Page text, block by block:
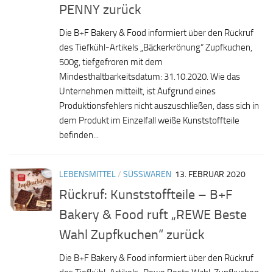
PENNY zurück
Die B+F Bakery & Food informiert über den Rückruf
des Tiefkühl-Artikels „Bäckerkrönung“ Zupfkuchen,
500g, tiefgefroren mit dem
Mindesthaltbarkeitsdatum: 31.10.2020. Wie das
Unternehmen mitteilt, ist Aufgrund eines
Produktionsfehlers nicht auszuschließen, dass sich in
dem Produkt im Einzelfall weiße Kunststoffteile
befinden...
LEBENSMITTEL/ SÜSSWAREN 13. FEBRUAR 2020
Rückruf: Kunststoffteile – B+F
Bakery & Food ruft „REWE Beste
Wahl Zupfkuchen“ zurück
Die B+F Bakery & Food informiert über den Rückruf